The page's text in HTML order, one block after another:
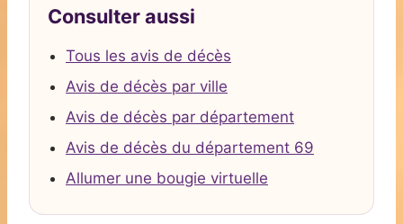
Consulter aussi
Tous les avis de décès
Avis de décès par ville
Avis de décès par département
Avis de décès du département 69
Allumer une bougie virtuelle